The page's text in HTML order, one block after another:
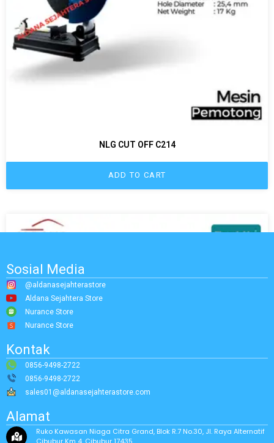
NLG CUT OFF C214
ADD TO CART
Sosial Media
@aldanasejahterastore
Aldana Sejahtera Store
Nurance Store
Nurance Store
Kontak
0856-9498-2722
0856-9498-2722
sales01@aldanasejahterastore.com
Alamat
Ruko Kawasan Niaga Citra Grand, Blok R.7 No.30, Jl. Raya Alternatif
Cibubur Km 4, Cibubur 17435